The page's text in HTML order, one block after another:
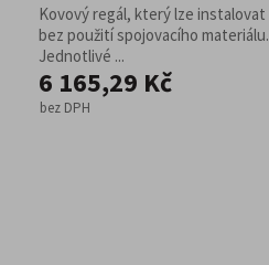
Kovový regál, který lze instalovat
bez použití spojovacího materiálu.
Jednotlivé ...
6 165,29 Kč
bez DPH